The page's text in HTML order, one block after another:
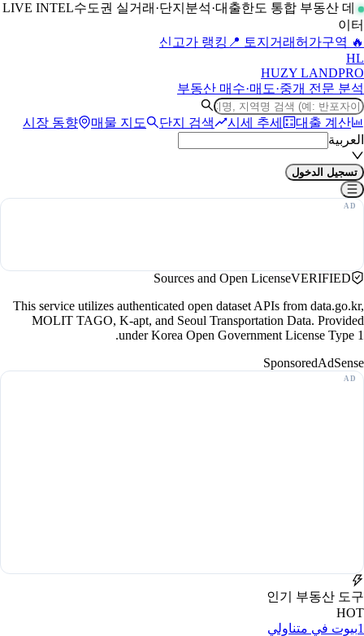
LIVE INTEL
수도권 실거래·단지분석·대출한도 통합 부동산 데
이터
🔥 신고가 랭킹
📍 토지거래허가구역
HL
HUZY LANDPRO
부동산 매수·매도·중개 전문 분석
시장 동향 매물 지도 단지 검색 시세 추세
대출 계산
العربية
تسجيل الدخول
Sources and Open LicenseVERIFIED
This service utilizes authenticated open dataset APIs from data.go.kr,
MOLIT TAGO, K-apt, and Seoul Transportation Data. Provided
under Korea Open Government License Type 1.
SponsoredAdSense
인기 부동산 도구
HOT
1بيوت في متناولي